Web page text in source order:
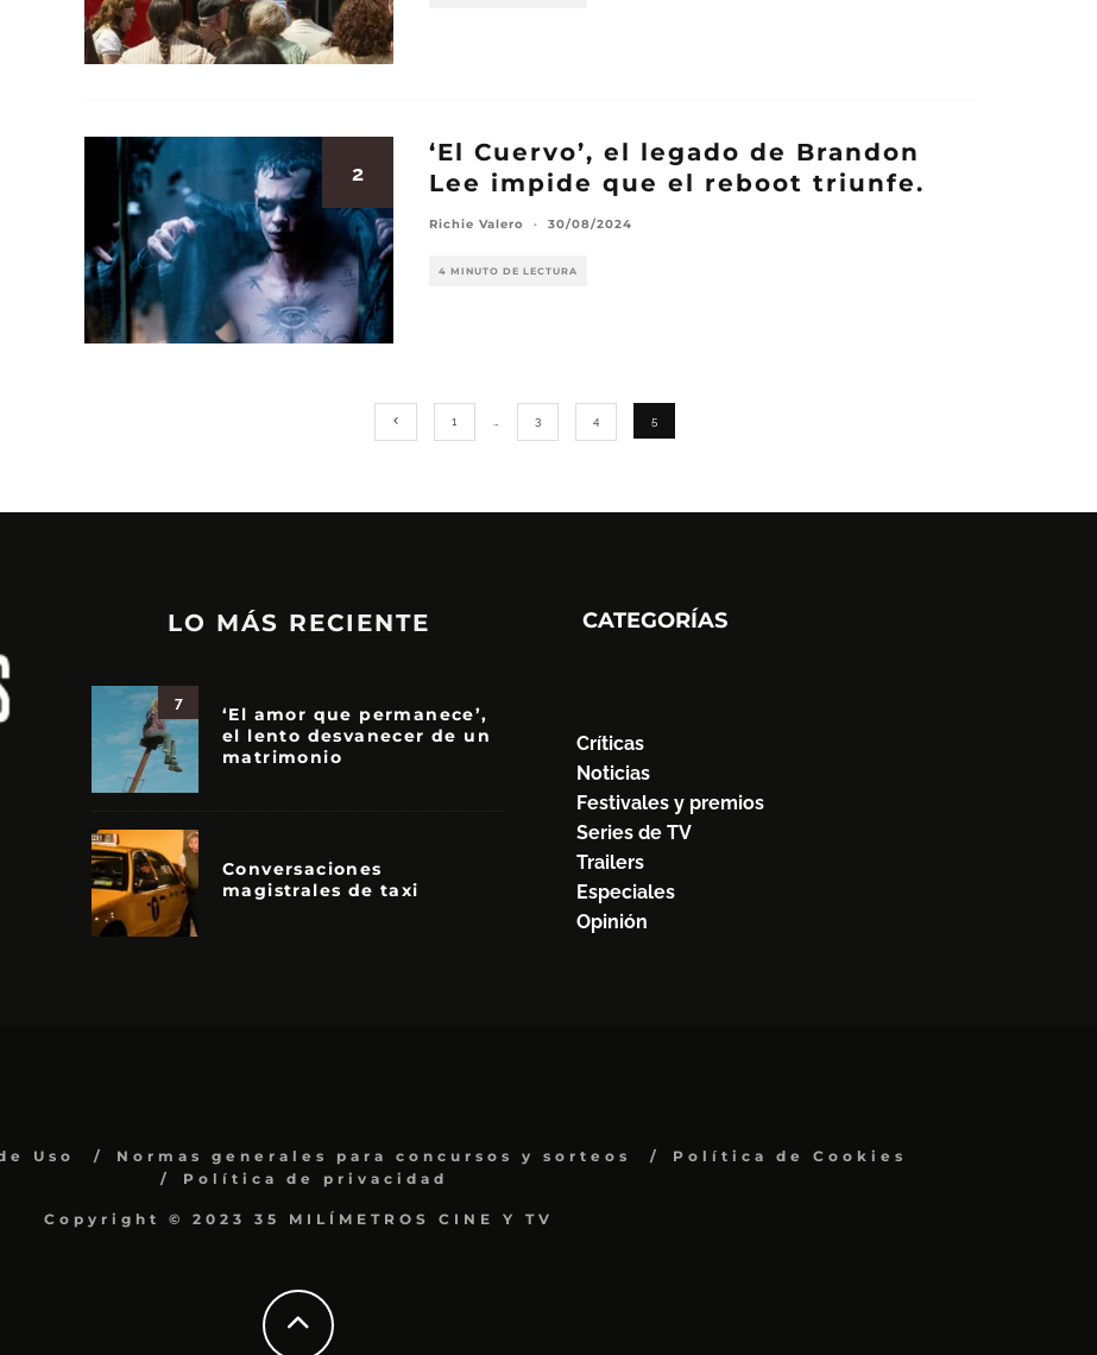
2
‘El Cuervo’, el legado de Brandon
Lee impide que el reboot triunfe.
Richie Valero · 30/08/2024
4 MINUTO DE LECTURA
1 3 4 5
LO MÁS RECIENTE
7
‘El amor que permanece’,
el lento desvanecer de un
matrimonio
Conversaciones
magistrales de taxi
CATEGORÍAS
Críticas
Noticias
Festivales y premios
Series de TV
Trailers
Especiales
Opinión
Uso Normas generales para concursos y sorteos
Política de Cookies
Política de privacidad
Copyright © 2023 35 MILÍMETROS CINE Y TV